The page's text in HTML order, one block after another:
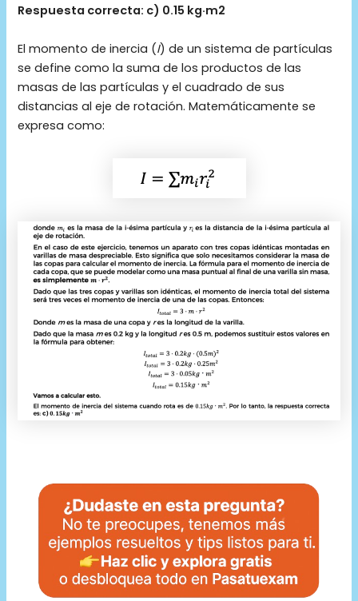
Respuesta correcta: c) 0.15 kg·m2
El momento de inercia (I) de un sistema de partículas
se define como la suma de los productos de las
masas de las partículas y el cuadrado de sus
distancias al eje de rotación. Matemáticamente se
expresa como: